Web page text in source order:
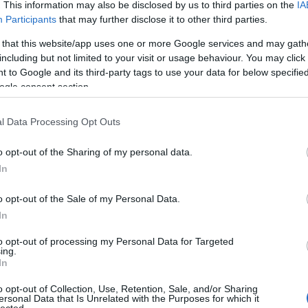
This information may also be disclosed by us to third parties on the
Participants that may further disclose it to other third parties.
that this website/app uses one or more Google services and may
but not limited to your visit or usage behaviour. You may
to Google and its third-party tags to use your data for below
consent section.
Data Processing Opt Outs
opt-out of the Sharing of my personal data.
opt-out of the Sale of my Personal Data.
opt-out of processing my Personal Data for Targeted
opt-out of Collection, Use, Retention, Sale, and/or Sharing
Data that Is Unrelated with the Purposes for which it
Gellért
Royal
Jászai
Kálvin
Kolbász